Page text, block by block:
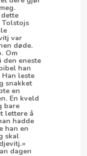
Tolstojs
var
døde.
Om
den eneste
han
leste
snakket
en
En kveld
bare
lettere å
hadde
han en
skal
dagen